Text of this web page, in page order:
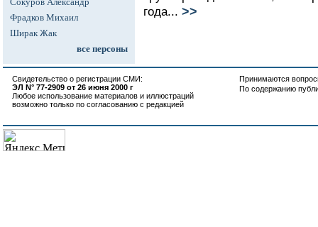
Фрадков Михаил
Ширак Жак
все персоны
года... >>
Свидетельство о регистрации СМИ:
ЭЛ N° 77-2909 от 26 июня 2000 г
Любое использование материалов и иллюстраций
возможно только по согласованию с редакцией
Принимаются
По содержанию